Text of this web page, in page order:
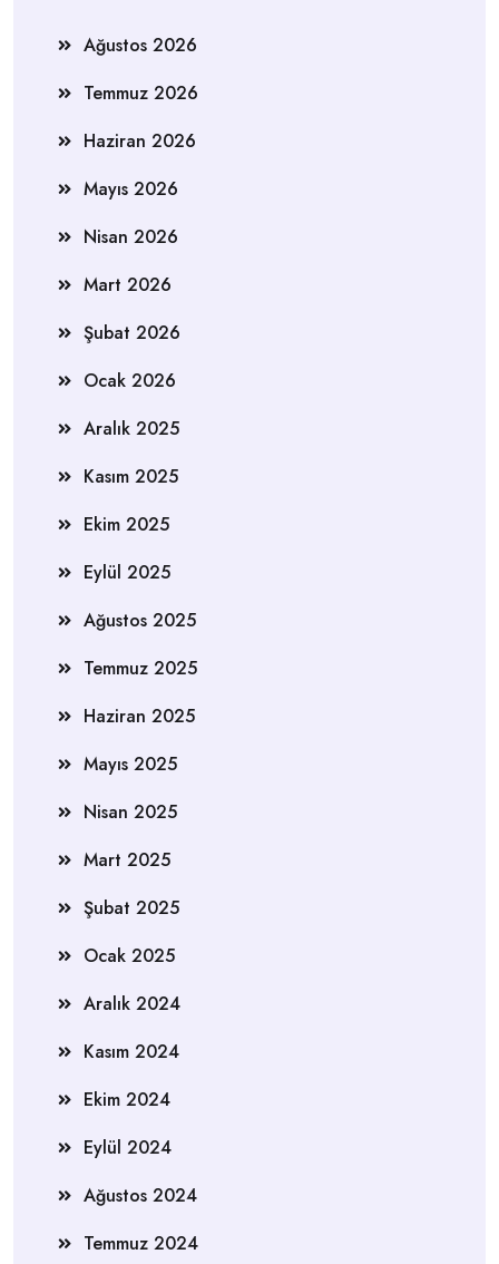
Ağustos 2026
Temmuz 2026
Haziran 2026
Mayıs 2026
Nisan 2026
Mart 2026
Şubat 2026
Ocak 2026
Aralık 2025
Kasım 2025
Ekim 2025
Eylül 2025
Ağustos 2025
Temmuz 2025
Haziran 2025
Mayıs 2025
Nisan 2025
Mart 2025
Şubat 2025
Ocak 2025
Aralık 2024
Kasım 2024
Ekim 2024
Eylül 2024
Ağustos 2024
Temmuz 2024